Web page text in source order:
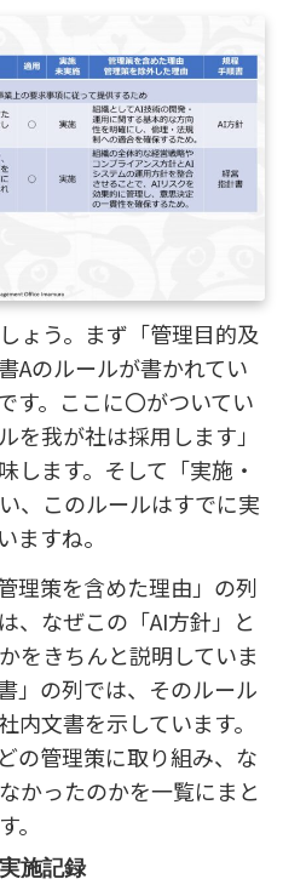
ょう。まず「管理目的及
Aのルールが書かれてい
す。ここに〇がついてい
を我が社は採用します」
します。そして「実施・
、このルールはすでに実
ますね。
理策を含めた理由」の列
、なぜこの「AI方針」と
をきちんと説明していま
」の列では、そのルール
内文書を示しています。
の管理策に取り組み、な
かったのかを一覧にまと
。
施記録